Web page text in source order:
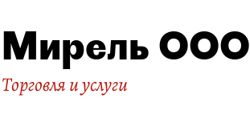
Мирель ООО
Торговля и услуги